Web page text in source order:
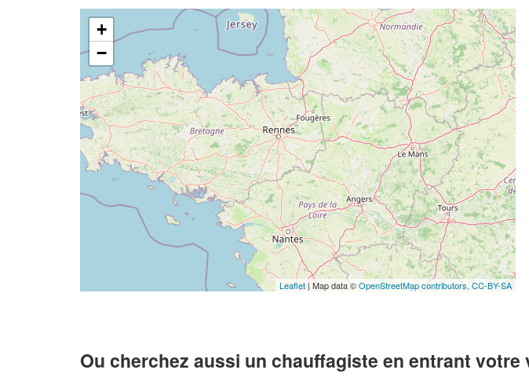
+
−
Leaflet| Map data ©OpenStreetMap contributors, CC-BY-SA
Ou cherchez aussi un chauffagiste en entrant